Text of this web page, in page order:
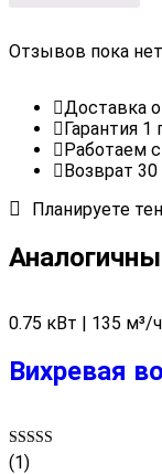
Отзывов пока
Доставка
Гарантия 1
Работаем
Возврат 30
Планируете
0.75 кВт | 135 м³/
Вихревая
Rated
(1)